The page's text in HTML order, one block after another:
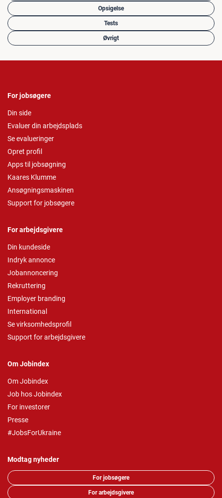
Opsigelse
Tests
Øvrigt
For jobsøgere
Din side
Evaluer din arbejdsplads
Se evalueringer
Opret profil
Apps til jobsøgning
Kaares Klumme
Ansøgningsmaskinen
Support for jobsøgere
For arbejdsgivere
Din kundeside
Indryk annonce
Jobannoncering
Rekruttering
Employer branding
International
Se virksomhedsprofil
Support for arbejdsgivere
Om Jobindex
Om Jobindex
Job hos Jobindex
For investorer
Presse
#JobsForUkraine
Modtag nyheder
For jobsøgere
For arbejdsgivere